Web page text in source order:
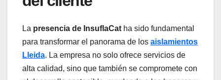
La presencia de InsuflaCat ha sido fundamental
para transformar el panorama de los aislamientos
Lleida. La empresa no solo ofrece servicios de
alta calidad, sino que también se compromete con